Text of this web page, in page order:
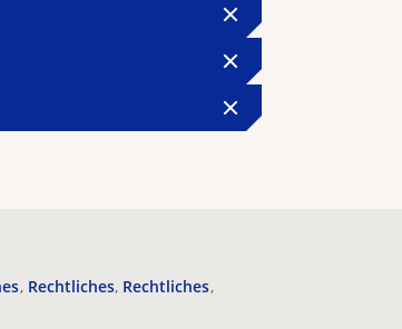
Rechtliches Rechtliches